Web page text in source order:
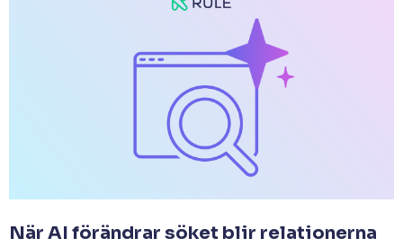
När AI förändrar söket blir relationerna